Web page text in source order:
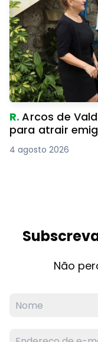
R.Arcos de
para atrair
4 agosto 2026
Não